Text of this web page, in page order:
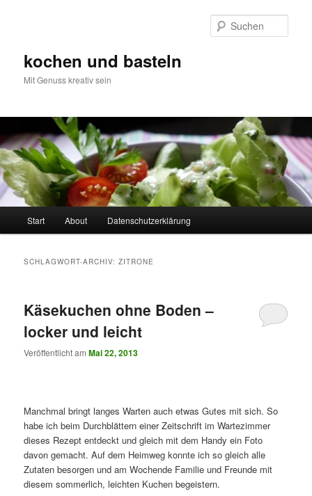
kochen und basteln
Mit Genuss kreativ sein
Start About Datenschutzerklärung
SCHLAGWORT-ARCHIV:ZITRONE
Käsekuchen ohne Boden –
locker und leicht
Veröffentlicht amMai 22, 2013
Manchmal bringt langes Warten auch etwas Gutes mit sich. So
habe ich beim Durchblättern einer Zeitschrift im Wartezimmer
dieses Rezept entdeckt und gleich mit dem Handy ein Foto
davon gemacht. Auf dem Heimweg konnte ich so gleich alle
Zutaten besorgen und am Wochende Familie und Freunde mit
diesem sommerlich, leichten Kuchen begeistern.